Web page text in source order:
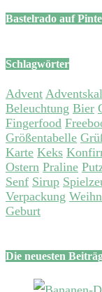
Bastelrado auf
Schlagwörter
Advent
Beleuchtung Bier
Fingerfood
Größentabelle
Karte Keks
Ostern Praline
Senf Sirup
Verpackung
Geburt
Die neuesten